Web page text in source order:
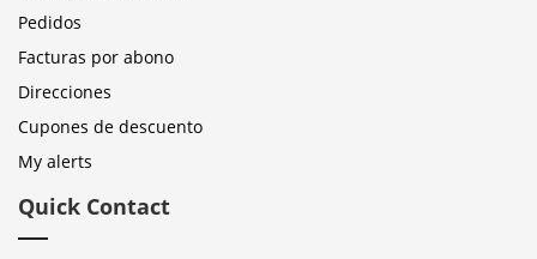
Pedidos
Facturas por abono
Direcciones
Cupones de descuento
My alerts
Quick Contact